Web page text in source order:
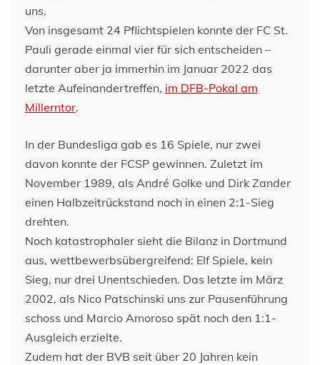
uns.
Von insgesamt 24 Pflichtspielen konnte der FC St.
Pauli gerade einmal vier für sich entscheiden –
darunter aber ja immerhin im Januar 2022 das
letzte Aufeinandertreffen, im DFB-Pokal am
Millerntor.
In der Bundesliga gab es 16 Spiele, nur zwei
davon konnte der FCSP gewinnen. Zuletzt im
November 1989, als André Golke und Dirk Zander
einen Halbzeitrückstand noch in einen 2:1-Sieg
drehten.
Noch katastrophaler sieht die Bilanz in Dortmund
aus, wettbewerbsübergreifend: Elf Spiele, kein
Sieg, nur drei Unentschieden. Das letzte im März
2002, als Nico Patschinski uns zur Pausenführung
schoss und Marcio Amoroso spät noch den 1:1-
Ausgleich erzielte.
Zudem hat der BVB seit über 20 Jahren kein